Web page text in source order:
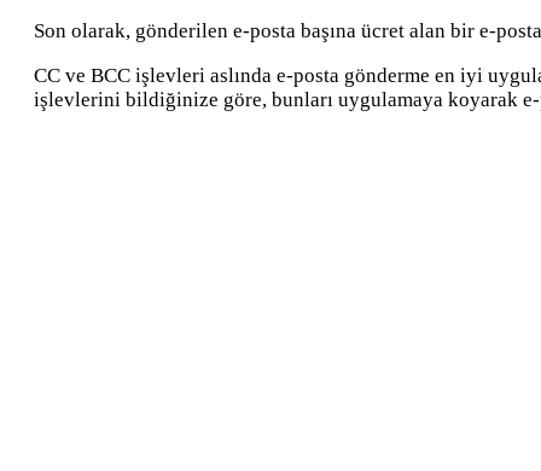
Son olarak, gönderilen e-posta başına ücret alan bir e-
CC ve BCC işlevleri aslında e-posta gönderme en iyi
işlevlerini bildiğinize göre, bunları uygulamaya koyarak